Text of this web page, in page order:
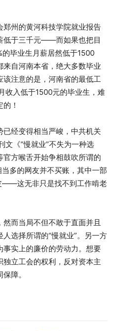
州的黄河科技学院就业报告
低于三千元——而如果也把目
毕业生月薪居然低于1500
自河南本省，绝大多数毕业
注意的是，河南省的最低工
收入低于1500元的毕业生，难
！
经变得相当严峻，中共机关
文《“慢就业”不失为一种选
方喉舌开始争相鼓吹所谓的
多的网友并不买账，其中一部
——这无非只是找不到工作啃老
而当局不但不敢于直面并且
选择所谓的“慢就业”。另一方
实上的廉价的劳动力。想要
立工会的权利，反对资本主
障。